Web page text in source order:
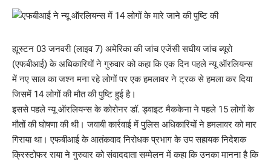
ह्यूस्टन 03 जनवरी (लाइव 7) अमेरिका की जांच एजेंसी सघीय जांच ब्यूरो
(एफबीआई) के अधिकारियों ने गुरुवार को कहा कि एक दिन पहले न्यू ऑरलियन्स
में नए साल का जश्न मना रहे लोगों पर एक हमलावर ने ट्रक से हमला कर दिया
जिसमें 14 लोगों की मौत की पुष्टि हुई है।
इससे पहले न्यू ऑरलियन्स के कोरोनर डॉ. ड्वाइट मैककेना ने पहले 15 लोगों के
मौतों की घोषणा की थी। जवाबी कार्रवाई में पुलिस अधिकारियों ने हमलावर को मार
गिराया था। एफबीआई के आतंकवाद निरोधक प्रभाग के उप सहायक निदेशक
क्रिस्टोफर राया ने गुरुवार को संवाददाता सम्मेलन में कहा कि उनका मानना है कि